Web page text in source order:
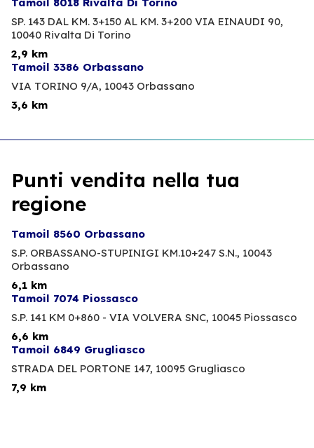
Tamoil 8018 Rivalta Di Torino
SP. 143 DAL KM. 3+150 AL KM. 3+200 VIA EINAUDI 90,
10040 Rivalta Di Torino
2,9 km
Tamoil 3386 Orbassano
VIA TORINO 9/A, 10043 Orbassano
3,6 km
Punti vendita nella tua
regione
Tamoil 8560 Orbassano
S.P. ORBASSANO-STUPINIGI KM.10+247 S.N., 10043
Orbassano
6,1 km
Tamoil 7074 Piossasco
S.P. 141 KM 0+860 - VIA VOLVERA SNC, 10045 Piossasco
6,6 km
Tamoil 6849 Grugliasco
STRADA DEL PORTONE 147, 10095 Grugliasco
7,9 km